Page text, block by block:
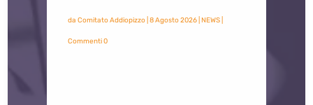
da Comitato Addiopizzo| 8 Agosto 2026| NEWS|
Commenti 0